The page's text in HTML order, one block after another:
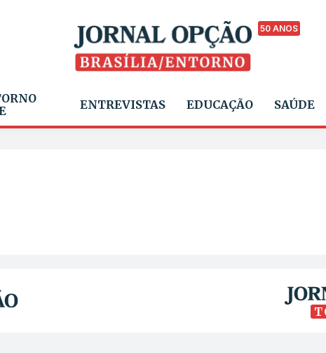
50 ANOS
ENTREVISTAS EDUCAÇÃO SAÚDE